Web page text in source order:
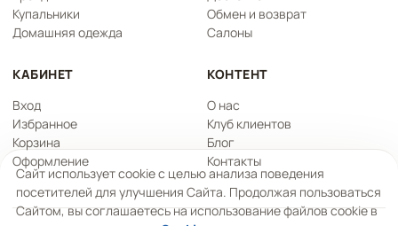
Купальники
Домашняя одежда
Обмен и возврат
Салоны
КАБИНЕТ
Вход
Избранное
Корзина
Оформление
КОНТЕНТ
О нас
Клуб клиентов
Блог
Контакты
Сайт использует cookie с целью анализа поведения
посетителей для улучшения Сайта. Продолжая пользоваться
Сайтом, вы соглашаетесь на использование файлов cookie в